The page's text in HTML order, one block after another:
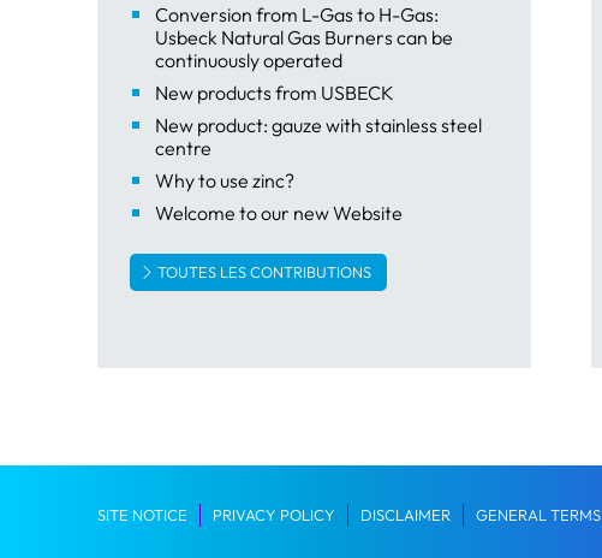
Conversion from L-Gas to H-Gas:
Usbeck Natural Gas Burners can be
continuously operated
New products from USBECK
New product: gauze with stainless steel
centre
Why to use zinc?
Welcome to our new Website
TOUTES LES CONTRIBUTIONS
SITE NOTICE PRIVACY POLICY DISCLAIMER GENERAL TERMS